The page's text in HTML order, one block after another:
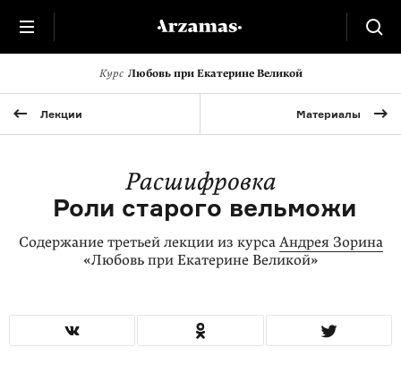
Курс Любовь при Екатерине Великой
Лекции Материалы
Расшифровка
Роли старого вельможи
Содержание третьей лекции из курса Андрея Зорина
«Любовь при Екатерине Великой»